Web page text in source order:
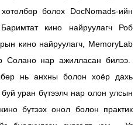
болох DocNomads-ийн
кино найруулагч Роб
кино найруулагч, MemoryLab
Солано нар ажилласан билээ.
нь анхны болон хоёр дахь
уран бүтээлч нар олон улсын
бүтээх онол болон практик